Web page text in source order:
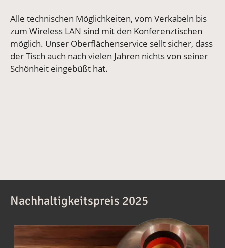
Alle technischen Möglichkeiten, vom Verkabeln bis
zum Wireless LAN sind mit den Konferenztischen
möglich. Unser Oberflächenservice sellt sicher, dass
der Tisch auch nach vielen Jahren nichts von seiner
Schönheit eingebüßt hat.
Nachhaltigkeitspreis 2025